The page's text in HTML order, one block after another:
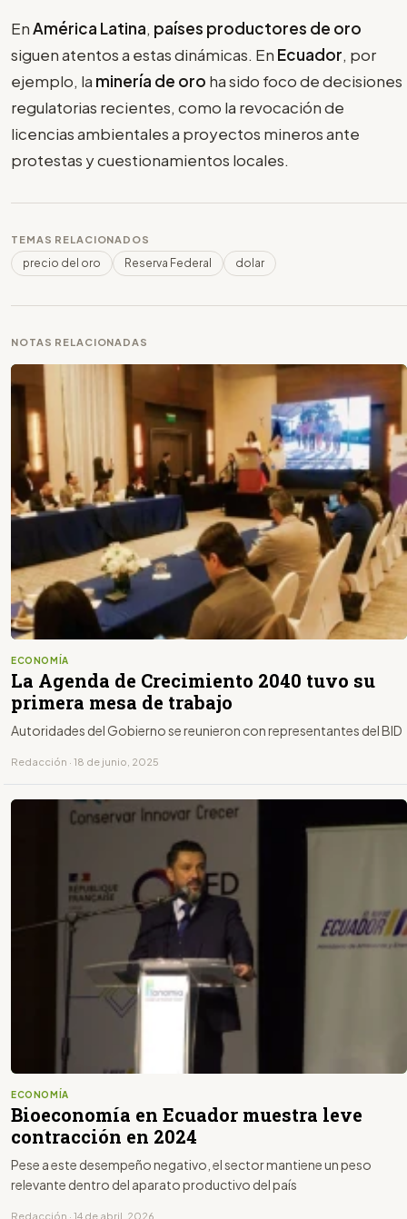
EnAmérica Latina, países productores de oro
siguen atentos a estas dinámicas. En Ecuador, por
ejemplo, la minería de oro ha sido foco de decisiones
regulatorias recientes, como la revocación de
licencias ambientales a proyectos mineros ante
protestas y cuestionamientos locales.
TEMAS RELACIONADOS
precio del oro Reserva Federal dolar
NOTAS RELACIONADAS
ECONOMÍA
La Agenda de Crecimiento 2040 tuvo su
primera mesa de trabajo
Autoridades del Gobierno se reunieron con representantes del BID
Redacción · 18 de junio, 2025
ECONOMÍA
Bioeconomía en Ecuador muestra leve
contracción en 2024
Pese a este desempeño negativo, el sector mantiene un peso
relevante dentro del aparato productivo del país
Redacción · 14 de abril, 2026